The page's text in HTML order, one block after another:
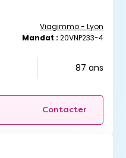
Viagimmo - Lyon
Mandat : 20VNP233-4
87 ans
Contacter